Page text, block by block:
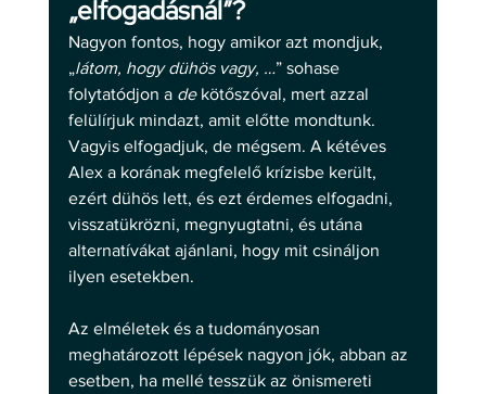
„elfogadásnál”?
Nagyon fontos, hogy amikor azt mondjuk,
„látom, hogy dühös vagy, …” sohase
folytatódjon a de kötőszóval, mert azzal
felülírjuk mindazt, amit előtte mondtunk.
Vagyis elfogadjuk, de mégsem. A kétéves
Alex a korának megfelelő krízisbe került,
ezért dühös lett, és ezt érdemes elfogadni,
visszatükrözni, megnyugtatni, és utána
alternatívákat ajánlani, hogy mit csináljon
ilyen esetekben.
Az elméletek és a tudományosan
meghatározott lépések nagyon jók, abban az
esetben, ha mellé tesszük az önismereti